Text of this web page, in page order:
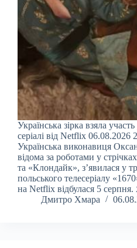
Українська зірка взяла
серіалі від Netflix
Українська виконавиця
відома за роботами у
та «Клондайк», з’явилася у
польського телесеріалу
на Netflix відбулася 5
Дмитро Хмара